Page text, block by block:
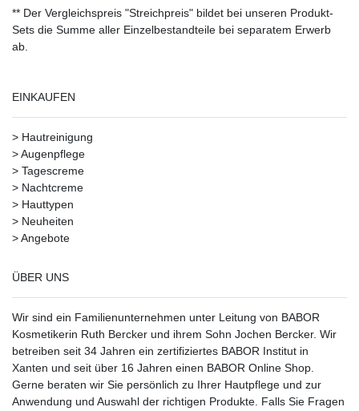
** Der Vergleichspreis "Streichpreis" bildet bei unseren Produkt-
Sets die Summe aller Einzelbestandteile bei separatem Erwerb
ab.
EINKAUFEN
> Hautreinigung
>Augenpflege
> Tagescreme
> Nachtcreme
> Hauttypen
> Neuheiten
>Angebote
ÜBER UNS
Wir sind ein Familienunternehmen unter Leitung von BABOR
Kosmetikerin Ruth Bercker und ihrem Sohn Jochen Bercker. Wir
betreiben seit 34 Jahren ein zertifiziertes BABOR Institut in
Xanten und seit über 16 Jahren einen BABOR Online Shop.
Gerne beraten wir Sie persönlich zu Ihrer Hautpflege und zur
Anwendung und Auswahl der richtigen Produkte. Falls Sie Fragen